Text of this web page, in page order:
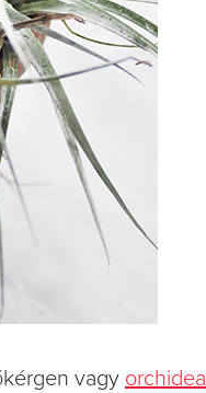
vagy orchidea